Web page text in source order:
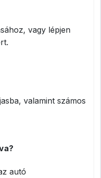
vagy lépjen
valamint számos
autó